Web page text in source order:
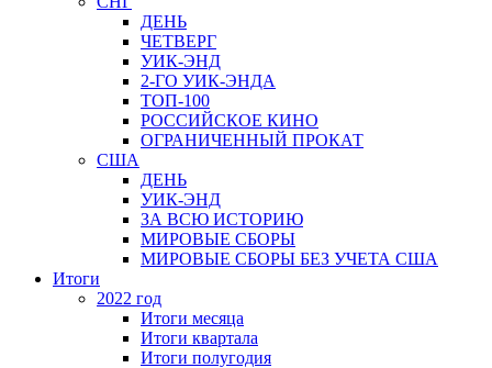
ДЕНЬ
ЧЕТВЕРГ
УИК-ЭНД
2-ГО УИК-ЭНДА
ТОП-100
РОССИЙСКОЕ КИНО
ОГРАНИЧЕННЫЙ ПРОКАТ
США
ДЕНЬ
УИК-ЭНД
ЗА ВСЮ ИСТОРИЮ
МИРОВЫЕ СБОРЫ
МИРОВЫЕ СБОРЫ БЕЗ УЧЕТА США
Итоги
2022 год
Итоги месяца
Итоги квартала
Итоги полугодия